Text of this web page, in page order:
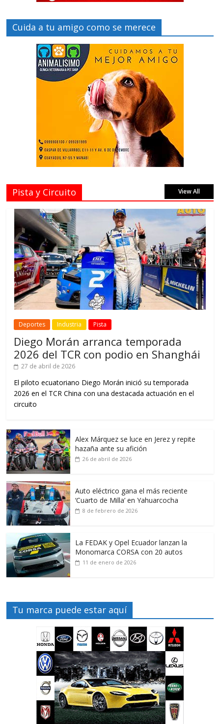
Cuida a tu amigo como se merece
Pista y Circuito View All
Deportes Industria Pista
Diego Morán arranca temporada
2026 del TCR con podio en Shanghái
27 de abril de 2026
El piloto ecuatoriano Diego Morán inició su temporada
2026 en el TCR China con una destacada actuación en el
circuito
Alex Márquez se luce en Jerez y repite
hazaña ante su afición
26 de abril de 2026
Auto eléctrico gana el más reciente
‘Cuarto de Milla’ en Yahuarcocha
8 de febrero de 2026
La FEDAK y Opel Ecuador lanzan la
Monomarca CORSA con 20 autos
11 de enero de 2026
Tu marca puede estar aquí